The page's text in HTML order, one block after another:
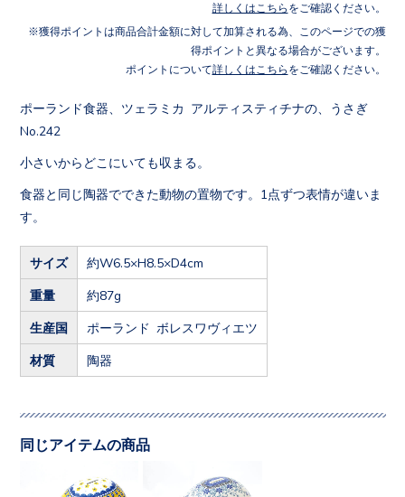
詳しくはこちら をご確認ください。
獲得ポイントは商品合計金額に対して加算される為、このページでの獲
得ポイントと異なる場合がございます。
ポイントについて詳しくはこちら をご確認ください。
ポーランド食器、ツェラミカ アルティスティチナの、うさぎ
No.242
小さいからどこにいても収まる。
食器と同じ陶器でできた動物の置物です。1点ずつ表情が違いま
す。
サイズ 約W6.5×H8.5×D4cm
重量 約87g
生産国 ポーランド ボレスワヴィエツ
材質 陶器
同じアイテムの商品